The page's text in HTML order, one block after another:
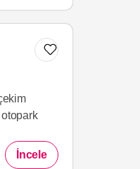
otopark
İncele